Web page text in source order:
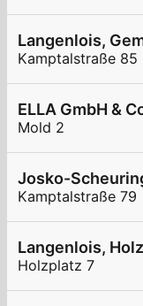
Langenlois,
Kamptalstraße 85
ELLA GmbH &
Mold 2
Josko-
Kamptalstraße 79
Langenlois,
Holzplatz 7